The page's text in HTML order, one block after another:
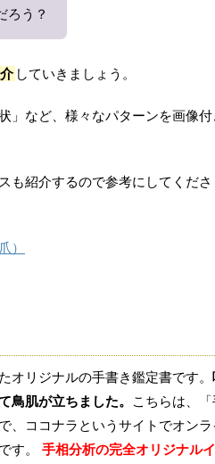
ろう？
していきましょう。
」など、様々なパターンを画像付
も紹介するので参考にしてくださ
）
オリジナルの手書き鑑定書です。
鳥肌が立ちました。
こちらは、
、ココナラというサイトでオンラ
す。 手相分析の完全オリジナルイ